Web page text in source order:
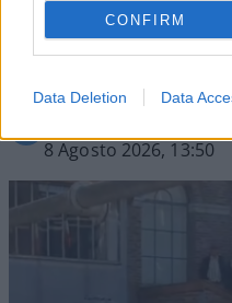
CONFIRM
Data Deletion Data
Al Bois du Cazier
spalle durante
8 Agosto 2026, 13:50